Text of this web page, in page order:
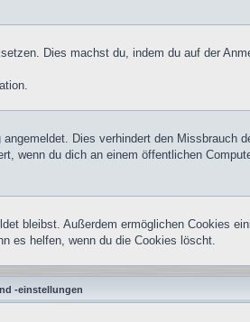
Dies machst du, indem du auf der
Dies verhindert den Missbrauch
wenn du dich an einem öffentlichen
bleibst. Außerdem ermöglichen Cookies
es helfen, wenn du die Cookies löscht.
-einstellungen